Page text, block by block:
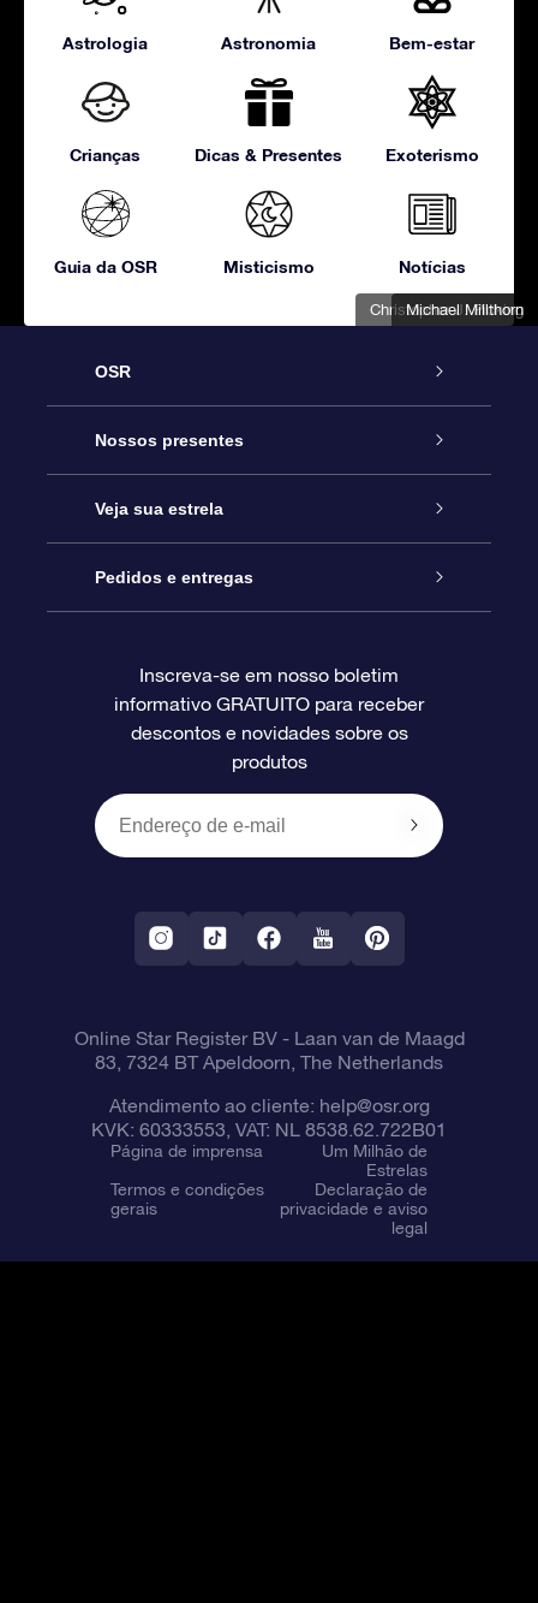
Christopher J. Picking
Michael Millthorn
Astrologia Astronomia Bem-estar
Crianças Dicas & Presentes Exoterismo
Guia da OSR Misticismo Notícias
OSR
Serviço
Entre em contato conosco
Blog
Avaliações
Nossos presentes
Presente estrelar on-line
Pacote de presente da OSR
O cartão de presente da OSR
Presentes corporativos
Veja sua estrela
Star Register
Página estelar personalizada
Um Milhão de Estrelas
OSR Starsaver
Aplicativo RV Fly me to the stars
Pedidos e entregas
Informações de pagamento
Política de devolução
Constelações
Inscreva-se em nosso boletim
informativo GRATUITO para receber
descontos e novidades sobre os
produtos
Online Star Register BV- Laan van de Maagd
83, 7324 BT Apeldoorn, The Netherlands
Atendimento ao cliente: help@osr.org
KVK: 60333553, VAT: NL 8538.62.722B01
Página de imprensa
Um Milhão de
Estrelas
Termos e condições
gerais
Declaração de
privacidade e aviso
legal